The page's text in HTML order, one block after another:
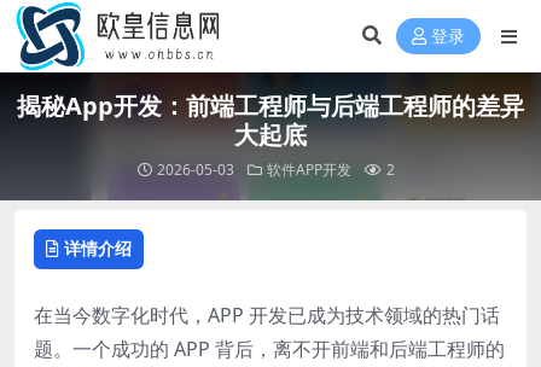
登录
揭秘App开发：前端工程师与后端工程师的差异
大起底
2026-05-03 软件APP开发 2
详情介绍
在当今数字化时代，APP 开发已成为技术领域的热门话
题。一个成功的 APP 背后，离不开前端和后端工程师的